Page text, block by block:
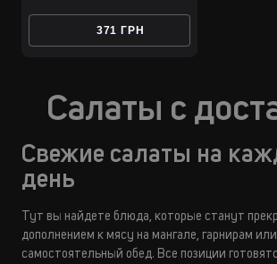
371 ГРН
Салаты с
Свежие салаты на
день
Тут вы найдете блюда, которые станут
дополнением к мясу на мангале, гарнирам
самостоятельный обед. Все позиции